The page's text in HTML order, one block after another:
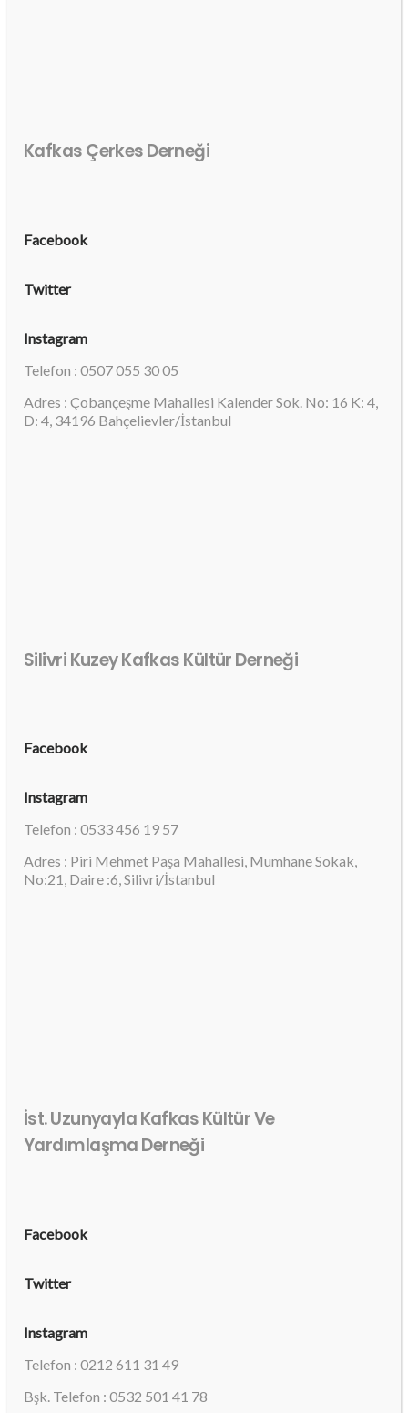
Kafkas Çerkes Derneği
Facebook
Twitter
Instagram
Telefon : 0507 055 30 05
Adres : Çobançeşme Mahallesi Kalender Sok. No: 16 K: 4,
D: 4, 34196 Bahçelievler/İstanbul
Silivri Kuzey Kafkas Kültür Derneği
Facebook
Instagram
Telefon : 0533 456 19 57
Adres : Piri Mehmet Paşa Mahallesi, Mumhane Sokak,
No:21, Daire :6, Silivri/İstanbul
İst. Uzunyayla Kafkas Kültür Ve
Yardımlaşma Derneği
Facebook
Twitter
Instagram
Telefon : 0212 611 31 49
Bşk. Telefon : 0532 501 41 78